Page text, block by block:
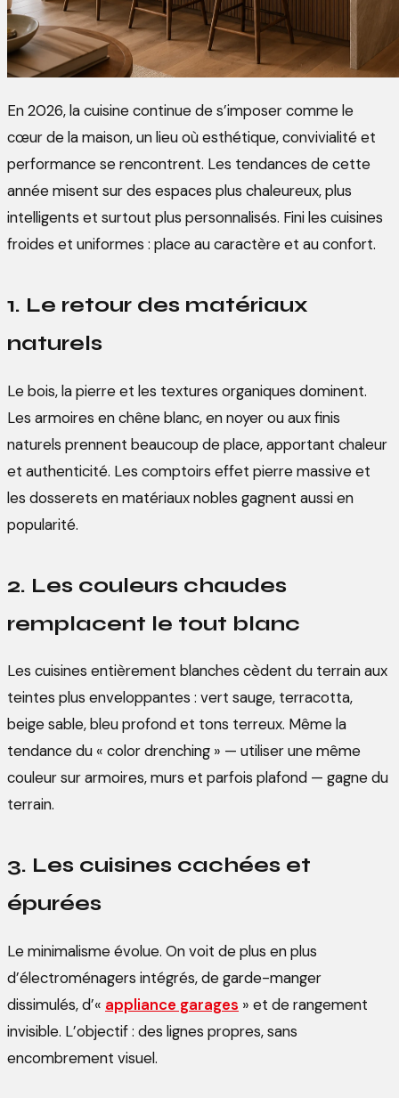
En 2026, la cuisine continue de s’imposer comme le
cœur de la maison, un lieu où esthétique, convivialité et
performance se rencontrent. Les tendances de cette
année misent sur des espaces plus chaleureux, plus
intelligents et surtout plus personnalisés. Fini les cuisines
froides et uniformes : place au caractère et au confort.
1. Le retour des matériaux
naturels
Le bois, la pierre et les textures organiques dominent.
Les armoires en chêne blanc, en noyer ou aux finis
naturels prennent beaucoup de place, apportant chaleur
et authenticité. Les comptoirs effet pierre massive et
les dosserets en matériaux nobles gagnent aussi en
popularité.
2. Les couleurs chaudes
remplacent le tout blanc
Les cuisines entièrement blanches cèdent du terrain aux
teintes plus enveloppantes : vert sauge, terracotta,
beige sable, bleu profond et tons terreux. Même la
tendance du « color drenching » — utiliser une même
couleur sur armoires, murs et parfois plafond — gagne du
terrain.
3. Les cuisines cachées et
épurées
Le minimalisme évolue. On voit de plus en plus
d’électroménagers intégrés, de garde-manger
dissimulés, d’« appliance garages » et de rangement
invisible. L’objectif : des lignes propres, sans
encombrement visuel.